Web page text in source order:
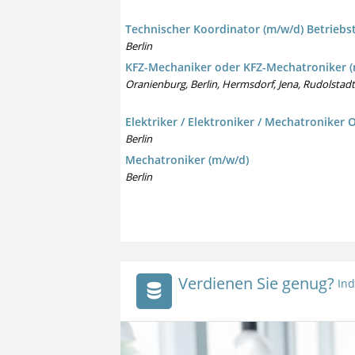
Technischer Koordinator (m/w/d)
Berlin
KFZ-Mechaniker oder KFZ-Mechatroniker
Oranienburg, Berlin, Hermsdorf, Jena,
Elektriker / Elektroniker / Mechatroniker
Berlin
Mechatroniker (m/w/d)
Berlin
Verdienen Sie genug?